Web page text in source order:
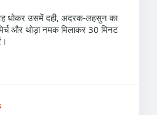
धोकर उसमें दही, अदरक-लहसुन का
और थोड़ा नमक मिलाकर 30 मिनट